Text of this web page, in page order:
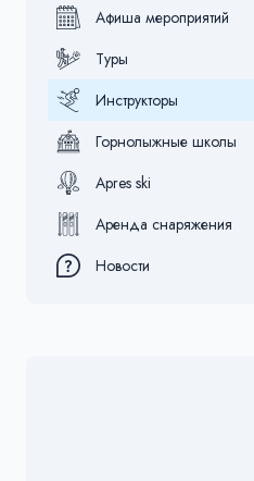
Афиша мероприятий
Туры
Инструкторы
Горнолыжные школы
Apres ski
Аренда снаряжения
Новости